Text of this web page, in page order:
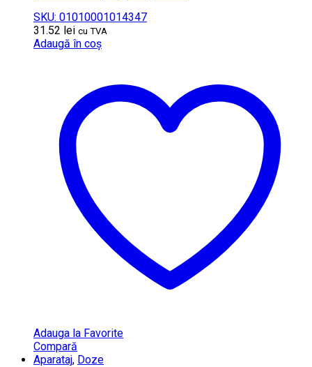
SKU: 01010001014347
31.52 lei cu TVA
Adaugă în coș
Adauga la Favorite
Compară
Aparataj, Doze